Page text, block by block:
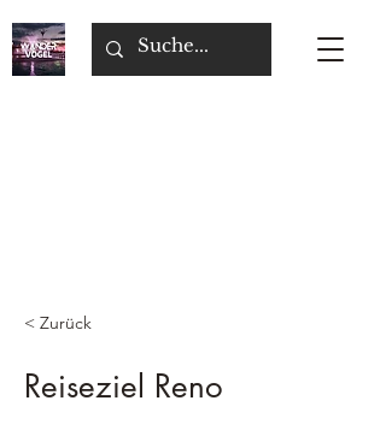
< Zurück
Reiseziel Reno